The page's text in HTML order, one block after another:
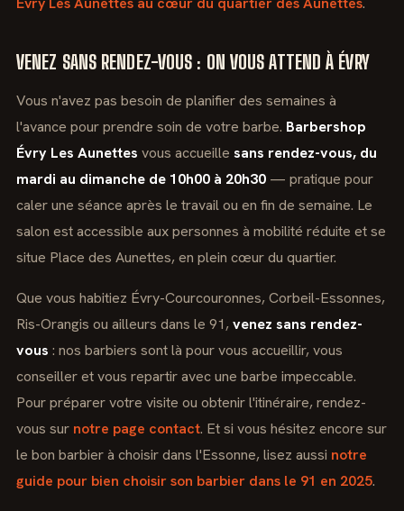
VENEZ SANS RENDEZ-VOUS : ON VOUS ATTEND À ÉVRY
Vous n'avez pas besoin de planifier des semaines à
l'avance pour prendre soin de votre barbe. Barbershop
Évry Les Aunettes vous accueille sans rendez-vous, du
mardi au dimanche de 10h00 à 20h30 — pratique pour
caler une séance après le travail ou en fin de semaine. Le
salon est accessible aux personnes à mobilité réduite et se
situe Place des Aunettes, en plein cœur du quartier.
Que vous habitiez Évry-Courcouronnes, Corbeil-Essonnes,
Ris-Orangis ou ailleurs dans le 91,venez sans rendez-
vous : nos barbiers sont là pour vous accueillir, vous
conseiller et vous repartir avec une barbe impeccable.
Pour préparer votre visite ou obtenir l'itinéraire, rendez-
vous sur notre page contact. Et si vous hésitez encore sur
le bon barbier à choisir dans l'Essonne, lisez aussi notre
guide pour bien choisir son barbier dans le 91 en 2025.